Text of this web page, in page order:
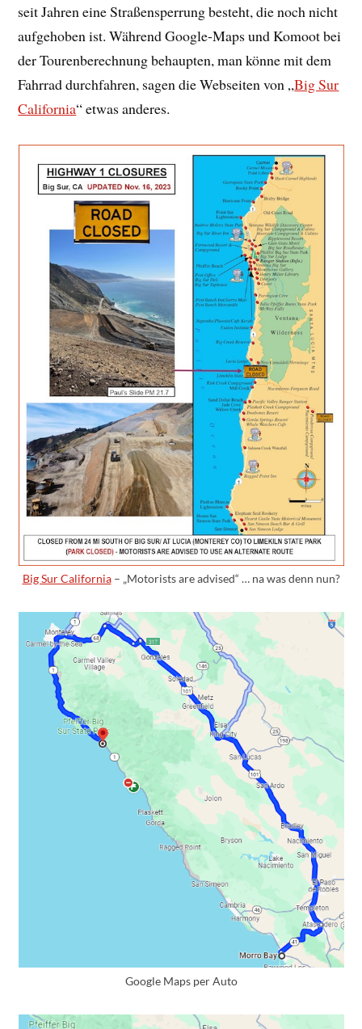
seit Jahren eine Straßensperrung besteht, die noch nicht
aufgehoben ist. Während Google-Maps und Komoot bei
der Tourenberechnung behaupten, man könne mit dem
Fahrrad durchfahren, sagen die Webseiten von „Big Sur
California“ etwas anderes.
Big Sur California– „Motorists are advised“ … na was denn nun?
Google Maps per Auto